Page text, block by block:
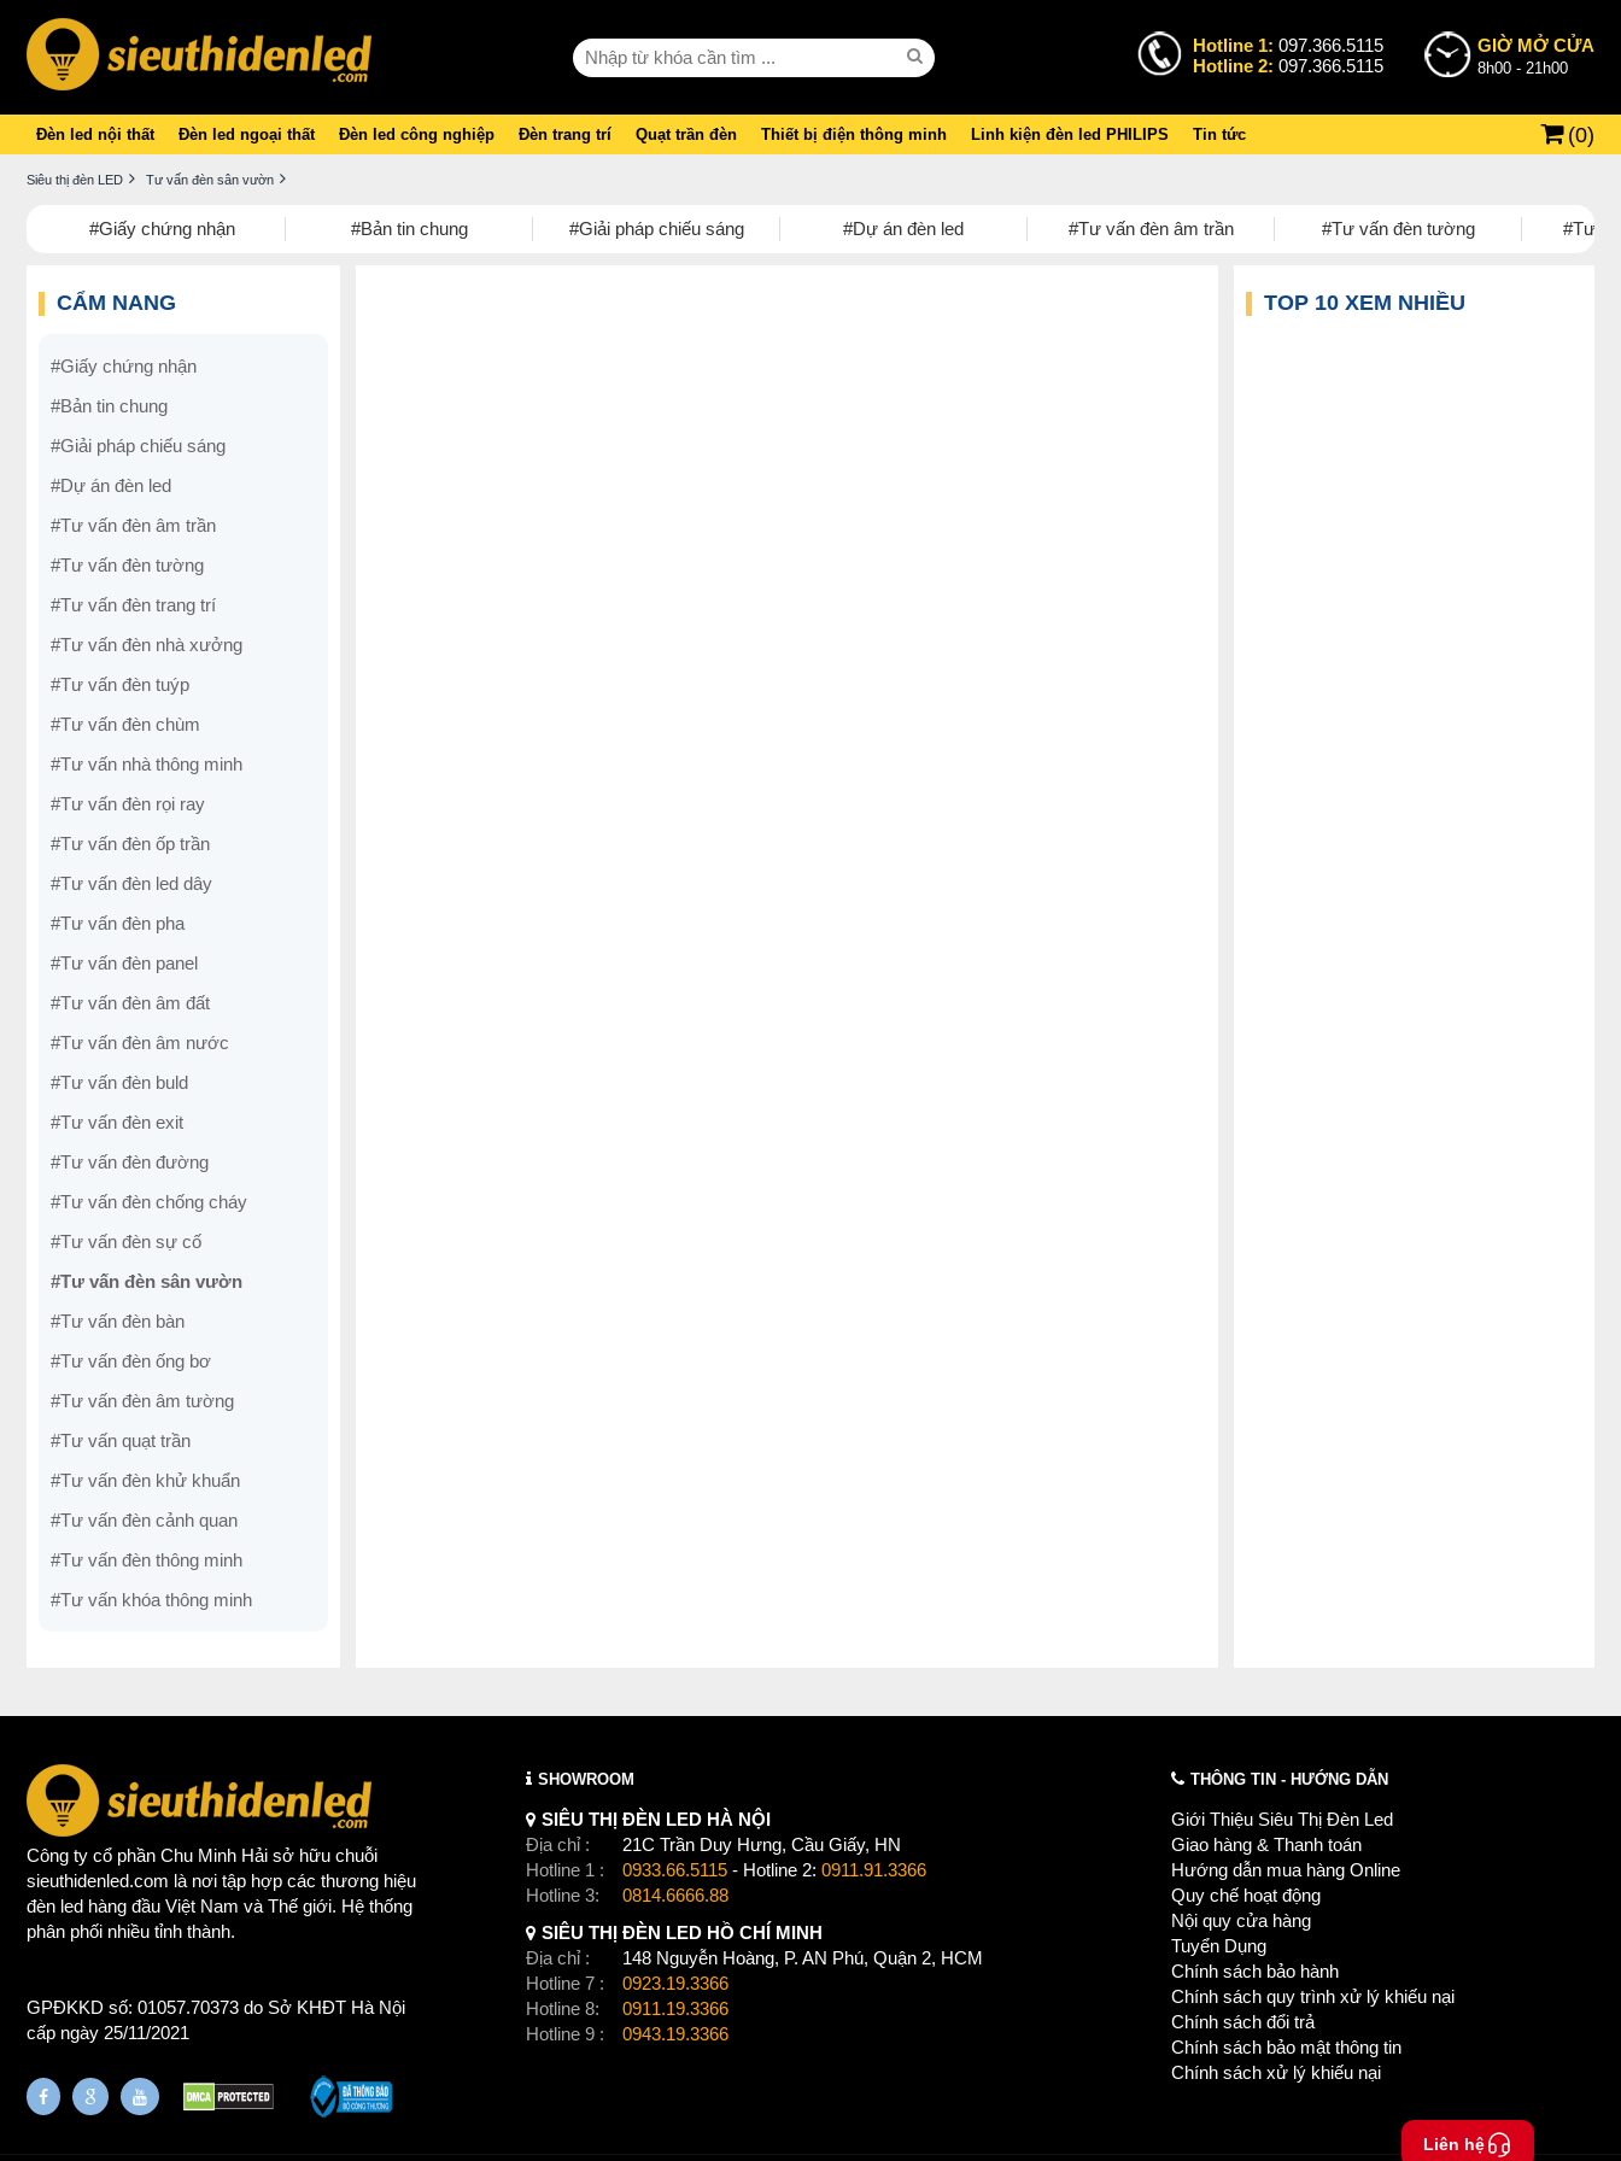
Hotline 1: 097.366.5115
Hotline 2: 097.366.5115
GIỜ MỞ CỬA
8h00 - 21h00
Đèn led nội thất Đèn led ngoại thất Đèn led công nghiệp Đèn trang trí Quạt trần đèn Thiết bị điện thông minh Linh kiện đèn led PHILIPS Tin tức (0)
Siêu thị đèn LED Tư vấn đèn sân vườn
#Giấy chứng nhận #Bản tin chung #Giải pháp chiếu sáng #Dự án đèn led #Tư vấn đèn âm trần #Tư vấn đèn tường #Tư
CẨM NANG
#Giấy chứng nhận
#Bản tin chung
#Giải pháp chiếu sáng
#Dự án đèn led
#Tư vấn đèn âm trần
#Tư vấn đèn tường
#Tư vấn đèn trang trí
#Tư vấn đèn nhà xưởng
#Tư vấn đèn tuýp
#Tư vấn đèn chùm
#Tư vấn nhà thông minh
#Tư vấn đèn rọi ray
#Tư vấn đèn ốp trần
#Tư vấn đèn led dây
#Tư vấn đèn pha
#Tư vấn đèn panel
#Tư vấn đèn âm đất
#Tư vấn đèn âm nước
#Tư vấn đèn buld
#Tư vấn đèn exit
#Tư vấn đèn đường
#Tư vấn đèn chống cháy
#Tư vấn đèn sự cố
#Tư vấn đèn sân vườn
#Tư vấn đèn bàn
#Tư vấn đèn ống bơ
#Tư vấn đèn âm tường
#Tư vấn quạt trần
#Tư vấn đèn khử khuẩn
#Tư vấn đèn cảnh quan
#Tư vấn đèn thông minh
#Tư vấn khóa thông minh
TOP 10 XEM NHIỀU
Công ty cổ phần Chu Minh Hải sở hữu chuỗi
sieuthidenled.com là nơi tập hợp các thương hiệu
đèn led hàng đầu Việt Nam và Thế giới. Hệ thống
phân phối nhiều tỉnh thành.
GPĐKKD số: 01057.70373 do Sở KHĐT Hà Nội
cấp ngày 25/11/2021
SHOWROOM
SIÊU THỊ ĐÈN LED HÀ NỘI
Địa chỉ :
21C Trần Duy Hưng, Cầu Giấy, HN
Hotline 1 :
0933.66.5115 - Hotline 2: 0911.91.3366
Hotline 3:
0814.6666.88
SIÊU THỊ ĐÈN LED HỒ CHÍ MINH
Địa chỉ :
148 Nguyễn Hoàng, P. AN Phú, Quận 2, HCM
Hotline 7 :
0923.19.3366
Hotline 8:
0911.19.3366
Hotline 9 :
0943.19.3366
THÔNG TIN - HƯỚNG DẪN
Giới Thiệu Siêu Thị Đèn Led
Giao hàng & Thanh toán
Hướng dẫn mua hàng Online
Quy chế hoạt động
Nội quy cửa hàng
Tuyển Dụng
Chính sách bảo hành
Chính sách quy trình xử lý khiếu nại
Chính sách đổi trả
Chính sách bảo mật thông tin
Chính sách xử lý khiếu nại
Liên hệ